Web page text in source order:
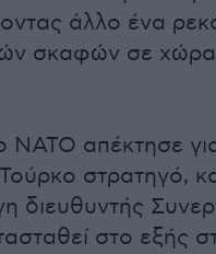
άλλο ένα
σκαφών σε
ΝΑΤΟ απέκτησε
στρατηγό,
διευθυντής
στο εξής